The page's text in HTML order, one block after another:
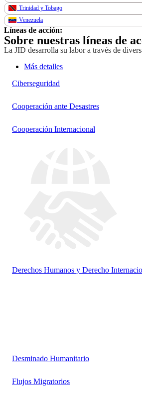
Trinidad y Tobago
Venezuela
Líneas de acción:
Sobre nuestras líneas de
La JID desarrolla su labor a través de
Más detalles
Ciberseguridad
Cooperación ante Desastres
Cooperación Internacional
Derechos Humanos y Derecho
Desminado Humanitario
Flujos Migratorios